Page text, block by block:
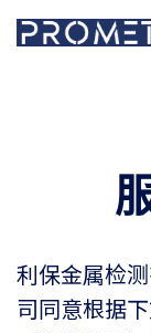
利保金属检
司同意根据